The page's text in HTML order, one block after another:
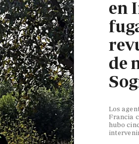
en
de
Los
Francia
hubo